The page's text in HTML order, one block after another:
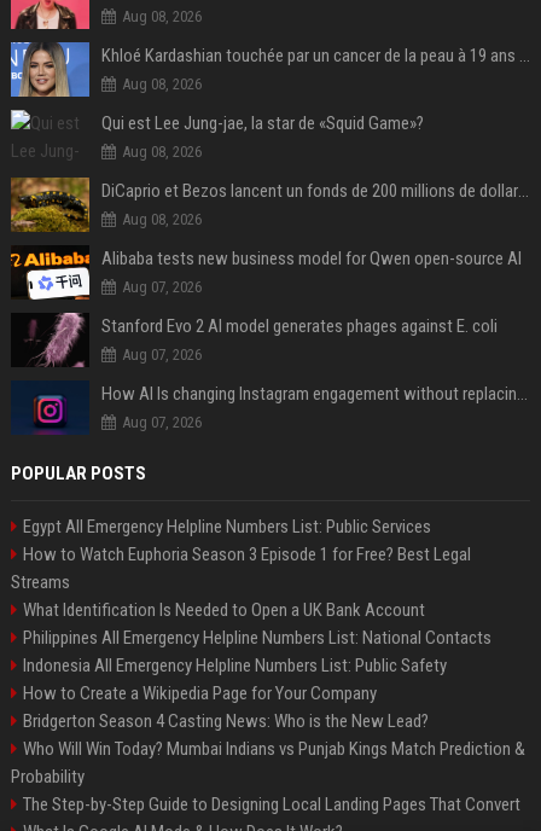
Aug 08, 2026
Khloé Kardashian touchée par un cancer de la peau à 19 ans : elle a caché ce lourd secret à sa famille
Aug 08, 2026
Qui est Lee Jung-jae, la star de «Squid Game»?
Aug 08, 2026
DiCaprio et Bezos lancent un fonds de 200 millions de dollars pour sauver 100 espèces menacées
Aug 08, 2026
Alibaba tests new business model for Qwen open-source AI
Aug 07, 2026
Stanford Evo 2 AI model generates phages against E. coli
Aug 07, 2026
How AI Is changing Instagram engagement without replacing the human touch
Aug 07, 2026
POPULAR POSTS
Egypt All Emergency Helpline Numbers List: Public Services
How to Watch Euphoria Season 3 Episode 1 for Free? Best Legal
Streams
What Identification Is Needed to Open a UK Bank Account
Philippines All Emergency Helpline Numbers List: National Contacts
Indonesia All Emergency Helpline Numbers List: Public Safety
How to Create a Wikipedia Page for Your Company
Bridgerton Season 4 Casting News: Who is the New Lead?
Who Will Win Today? Mumbai Indians vs Punjab Kings Match Prediction &
Probability
The Step-by-Step Guide to Designing Local Landing Pages That Convert